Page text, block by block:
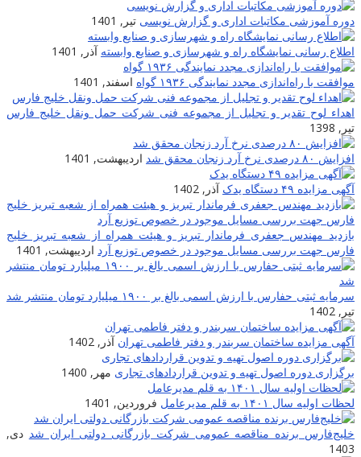
دوره آموزشی مکاتبات اداری و گزارش نویسی تیر, 1401
اطلاع رسانی نمایشگاه راه و شهرسازی و صنایع وابسته آذر, 1401
موافقت با راه‌اندازی مجدد نمایندگی ۱۹۳۶ گواه
اسفند, 1401
اهداء لوح تقدیر و تجلیل از مجموعه فنی شرکت حمل ونقل خلیج فارس
تیر, 1398
افزایش ۸۰ درصدی نرخ آرد زنجان محقق شد
اردیبهشت, 1401
آگهی مزایده ۴۹ دستگاه یدک
آذر, 1402
بازدید مهندس جعفری فرماندار تبریز و هیئت همراه از شعبه تبریز خلیج
فارس جهت بررسی مسایل موجود در خصوص توزیع آرد اردیبهشت, 1401
سرمایه ثبتی حفارس با ارزش اسمی بالغ بر ۱۹۰۰ میلیارد تومان منتشر شد
تیر, 1402
آگهی مزایده ساختمان سربندر و دفتر فاطمی تهران آذر, 1402
برگزاری دوره اصول تهیه و تدوین قراردادهای تجاری مهر, 1400
لحظات اولیه سال ۱۴۰۱ به قلم مدیرعامل
فروردین, 1401
خلیج‌فارس برنده مناقصه عمومی شرکت بازرگانی دولتی ایران شد دی,
1403